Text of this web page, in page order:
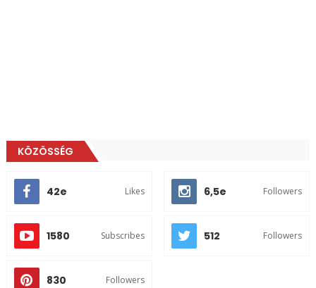
KÖZÖSSÉG
42e Likes 6,5e Followers
1580 Subscribes 512 Followers
830 Followers